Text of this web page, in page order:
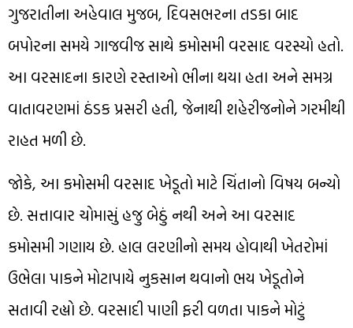
ગુજરાતીના અહેવાલ મુજબ, દિવસભરના તડકા બાદ
બપોરના સમયે ગાજવીજ સાથે કમોસમી વરસાદ વરસ્યો હતો.
આ વરસાદના કારણે રસ્તાઓ ભીના થયા હતા અને સમગ્ર
વાતાવરણમાં ઠંડક પ્રસરી હતી, જેનાથી શહેરીજનોને ગરમીથી
રાહત મળી છે.
જોકે, આ કમોસમી વરસાદ ખેડૂતો માટે ચિંતાનો વિષય બન્યો
છે. સત્તાવાર ચોમાસું હજુ બેઠું નથી અને આ વરસાદ
કમોસમી ગણાય છે. હાલ લરણીનો સમય હોવાથી ખેતરોમાં
ઉભેલા પાકને મોટાપાયે નુકસાન થવાનો ભય ખેડૂતોને
સતાવી રહ્યો છે. વરસાદી પાણી ફરી વળતા પાકને મોટું